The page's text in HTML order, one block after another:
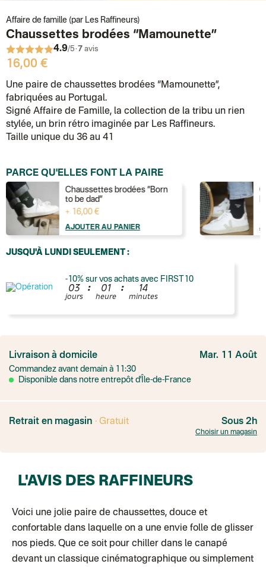
Affaire de famille (par Les Raffineurs)
Chaussettes brodées “Mamounette”
4.9/5·7 avis
16,00 €
Une paire de chaussettes brodées “Mamounette”,
fabriquées au Portugal.
Signé Affaire de Famille, la collection de la tribu un rien
stylée, un brin rétro imaginée par Les Raffineurs.
Taille unique du 36 au 41
PARCE QU'ELLES FONT LA PAIRE
Chaussettes brodées “Born
to be dad”
+ 16,00 €
AJOUTER AU PANIER
+
JUSQU'À LUNDI SEULEMENT :
-10% sur vos achats avec FIRST10
03
jours
: 01
heure
: 14
minutes
Colissimo suivi
Point relais rapide
Transport Express
Lettre prioritaire
Livraison TNT (expédition par Salty design )
Point relais Express (commerçant ou bureau de poste) : Point
Point relais Standard
Colissimo suivi (expédition partenaire)
Colissimo suivi (envoi partenaire)
Test dropshipping
Colissimo suivi (expédition Soundivine)
Colissimo suivi (expédition Juste un arbre)
Colissimo suivi (expédition Cheer Moda)
Livraison à domicile Mar. 11 Août
Commandez avant demain à 11:30
Disponible dans notre entrepôt d'Île-de-France
Retrait en magasin · Gratuit Sous 2h
Choisir un magasin
L'AVIS DES RAFFINEURS
Voici une jolie paire de chaussettes, douce et
confortable dans laquelle on a une envie folle de glisser
nos pieds. Que ce soit pour chiller dans le canapé
devant un classique cinématographique ou simplement